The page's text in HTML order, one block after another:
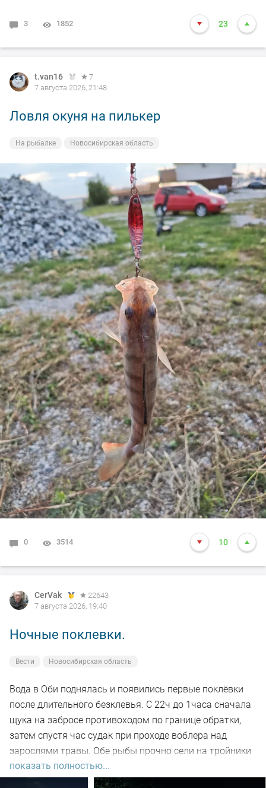
3 1852 23
t.van16
7
7 августа 2026, 21:48
Ловля окуня на пилькер
На рыбалке Новосибирская область
0 3514 10
CerVak
22643
7 августа 2026, 19:40
Ночные поклевки.
Вести Новосибирская область
Вода в Оби поднялась и появились первые поклёвки
после длительного безклевья. С 22ч до 1часа сначала
щука на забросе противоходом по границе обратки,
затем спустя час судак при проходе воблера над
зарослями травы. Обе рыбы прочно сели на тройники
и при чистке оказались с пустыми желудками. Ждем
дальнейших поклёвок.
показать полностью...